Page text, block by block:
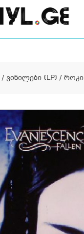
/ ვინილები (LP) / როკი